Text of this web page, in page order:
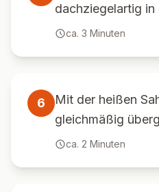
dachziegelartig in
ca. 3 Minuten
6
Mit der heißen
gleichmäßig
ca. 2 Minuten